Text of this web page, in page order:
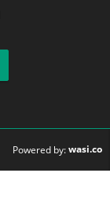
Powered by:wasi.co